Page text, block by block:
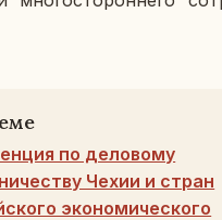
по деловому
Чехии и стран
экономического